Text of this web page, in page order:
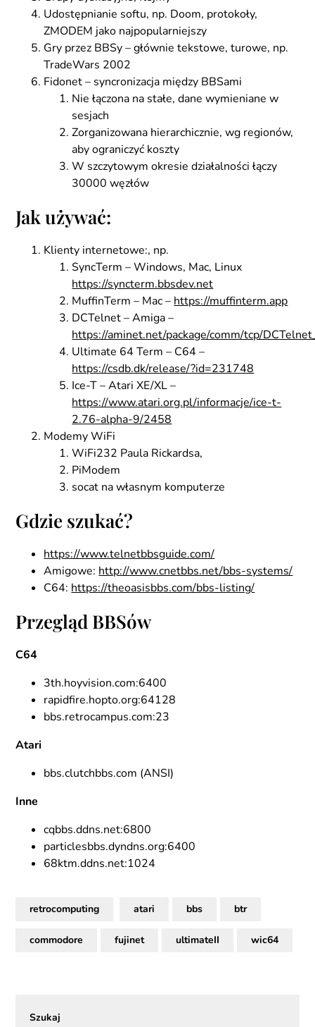
Udostępnianie softu, np. Doom, protokoły,
ZMODEM jako najpopularniejszy
Gry przez BBSy – głównie tekstowe, turowe, np.
TradeWars 2002
Fidonet – syncronizacja między BBSami
Nie łączona na stałe, dane wymieniane w
sesjach
Zorganizowana hierarchicznie, wg regionów,
aby ograniczyć koszty
W szczytowym okresie działalności łączy
30000 węzłów
Jak używać:
Klienty internetowe:, np.
SyncTerm – Windows, Mac, Linux
https://syncterm.bbsdev.net
MuffinTerm – Mac – https://muffinterm.app
DCTelnet – Amiga –
https://aminet.net/package/comm/tcp/
Ultimate 64 Term – C64 –
https://csdb.dk/release/?id=231748
Ice-T – Atari XE/XL –
https://www.atari.org.pl/informacje/ice-t-
2.76-alpha-9/2458
Modemy WiFi
WiFi232 Paula Rickardsa,
PiModem
socat na własnym komputerze
Gdzie szukać?
https://www.telnetbbsguide.com/
Amigowe: http://www.cnetbbs.net/bbs-systems/
C64: https://theoasisbbs.com/bbs-listing/
Przegląd BBSów
C64
3th.hoyvision.com:6400
rapidfire.hopto.org:64128
bbs.retrocampus.com:23
Atari
bbs.clutchbbs.com (ANSI)
Inne
cqbbs.ddns.net:6800
particlesbbs.dyndns.org:6400
68ktm.ddns.net:1024
retrocomputing atari bbs btr
commodore fujinet ultimateII wic64
Szukaj